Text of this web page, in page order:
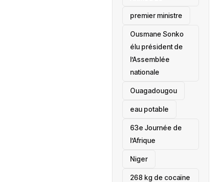
premier ministre
Ousmane Sonko
élu président de
l’Assemblée
nationale
‎Ouagadougou
eau potable
63e Journée de
l’Afrique
‎Niger
268 kg de cocaïne